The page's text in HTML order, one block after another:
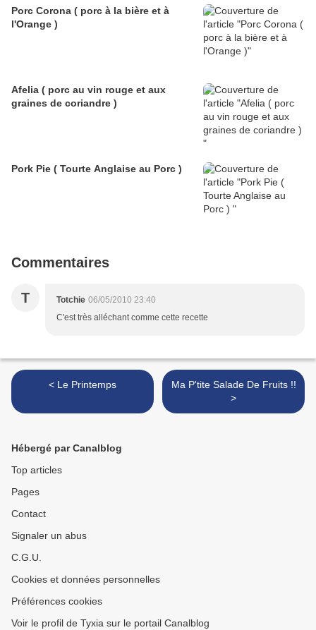
Porc Corona ( porc à la bière et à
l'Orange )
Afelia ( porc au vin rouge et aux
graines de coriandre )
Pork Pie ( Tourte Anglaise au Porc )
Commentaires
T Totchie 06/05/2010 23:40
C'est très alléchant comme cette recette
< Le Printemps
Ma P'tite Salade De Fruits !!
>
Hébergé par Canalblog
Top articles
Pages
Contact
Signaler un abus
C.G.U.
Cookies et données personnelles
Préférences cookies
Voir le profil de Tyxia sur le portail Canalblog